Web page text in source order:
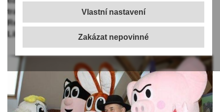
Vlastní nastavení
tradiční velká vánoční soutěž na sociálních sítích
Region Liberec, kterou vyhlašuje již poněkolikáté
Liberecký kraj.